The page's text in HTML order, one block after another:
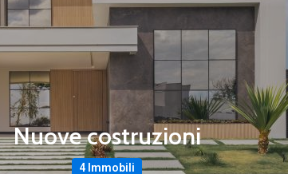
Nuove costruzioni
4 Immobili